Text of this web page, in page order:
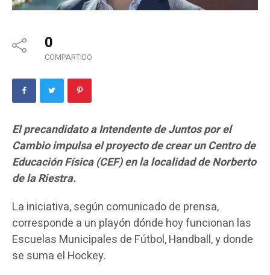
0
COMPARTIDO
El precandidato a Intendente de Juntos por el
Cambio impulsa el proyecto de crear un Centro de
Educación Física (CEF) en la localidad de Norberto
de la Riestra.
La iniciativa, según comunicado de prensa,
corresponde a un playón dónde hoy funcionan las
Escuelas Municipales de Fútbol, Handball, y donde
se suma el Hockey.